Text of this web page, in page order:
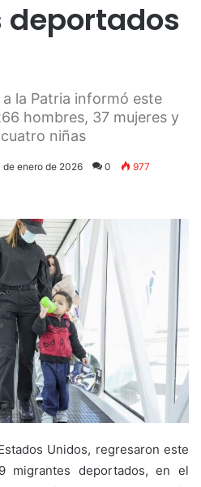
la Patria informó este
hombres, 37 mujeres y
niñas
de enero de 2026 0 977
Unidos, regresaron este
migrantes deportados, en el